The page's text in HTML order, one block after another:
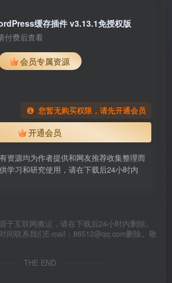
缓存插件 v3.13.1免授权版
付费后查看
会员专属资源
您暂无购买权限，请先开通会员
开通会员
资源均为作者提供和网友推荐收集整理而
学习和研究使用，请在下载后24小时内
于互联网搬运，请在下载后24小时内删除。
间联系我们E-mail：86512@qq.com删除。敬
THE END